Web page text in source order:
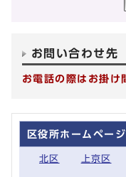
お問い合わせ先
お電話の際はお掛け
区役所ホームページ
北区 上京区